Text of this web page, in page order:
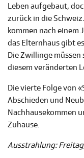
Leben aufgebaut,
zurück in die
kommen nach einem
das Elternhaus gibt
Die Zwillinge
diesem veränderten
Die vierte Folge von
Abschieden und
Nachhausekommen
Zuhause.
Ausstrahlung: Freitag,